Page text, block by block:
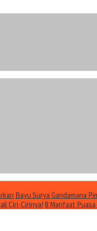
Bayu Surya Gandamana
Ciri-Cirinya! 8 Manfaat